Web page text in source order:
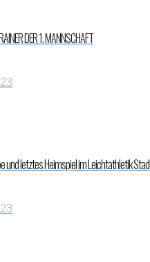
DER 1. MANNSCHAFT
und letztes Heimspiel im Leichtathletik